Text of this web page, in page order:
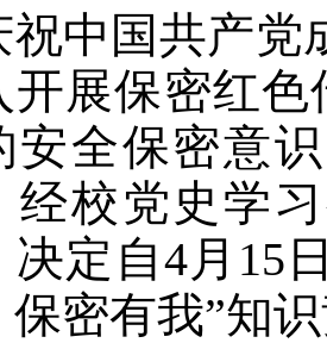
祝中国共产党
开展保密红
安全保密意
经校党史学
决定自4月15
保密有我”知